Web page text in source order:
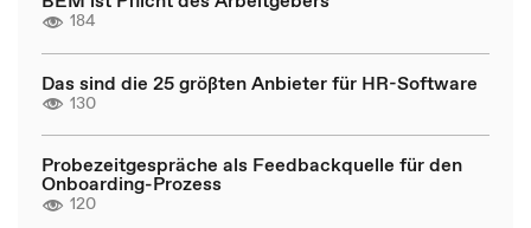
184
Das sind die 25 größten Anbieter für HR-Software
130
Probezeitgespräche als Feedbackquelle für den
Onboarding-Prozess
120